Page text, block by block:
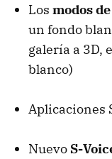
Los modos
un fondo
galería a 3D,
blanco)
Aplicaciones
Nuevo S-